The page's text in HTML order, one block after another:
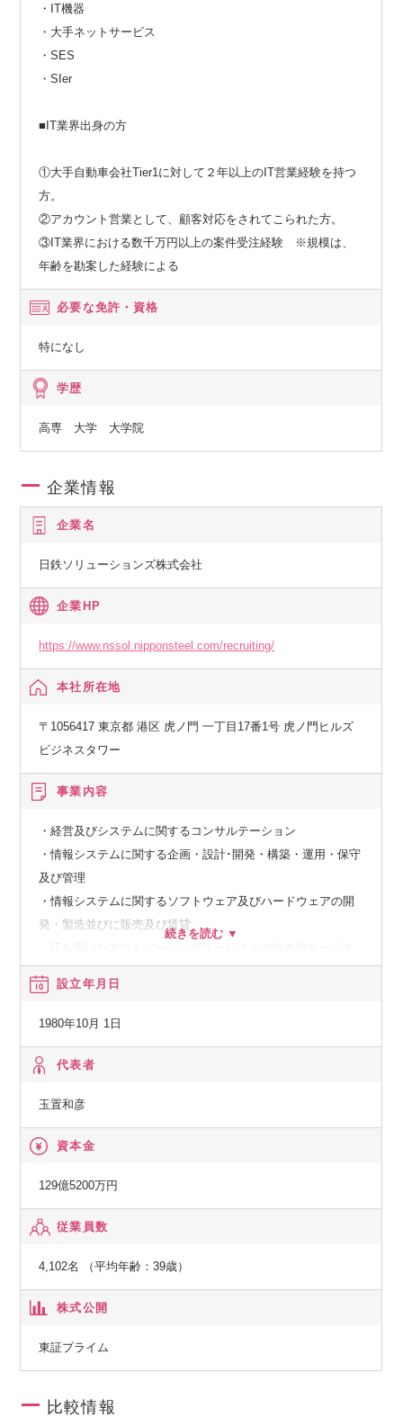
・IT機器
・大手ネットサービス
・SES
・SIer
■IT業界出身の方
①大手自動車会社Tier1に対して２年以上のIT営業経験を持つ
方。
②アカウント営業として、顧客対応をされてこられた方。
③IT業界における数千万円以上の案件受注経験 ※規模は、
年齢を勘案した経験による
必要な免許・資格
特になし
学歴
高専 大学 大学院
企業情報
企業名
日鉄ソリューションズ株式会社
企業HP
https://www.nssol.nipponsteel.com/recruiting/
本社所在地
〒1056417 東京都 港区 虎ノ門 一丁目17番1号 虎ノ門ヒルズ
ビジネスタワー
事業内容
・経営及びシステムに関するコンサルテーション
・情報システムに関する企画・設計･開発・構築・運用・保守
及び管理
・情報システムに関するソフトウェア及びハードウェアの開
発・製造並びに販売及び賃貸
【経済産業省】
システムインテグレータ登録企業
【経済産業省】
【総務省】
一般第二種電気通信事業者
特定建設業電気工事業・電気通信工事業
設立年月日
1980年10月 1日
代表者
玉置和彦
資本金
129億5200万円
従業員数
4,102名 （平均年齢：39歳）
株式公開
東証プライム
比較情報